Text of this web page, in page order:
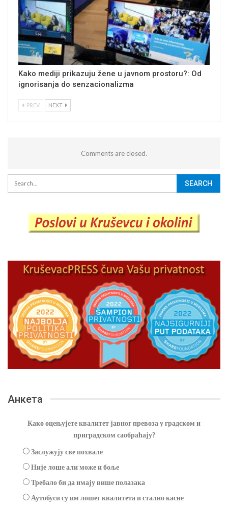
Kako mediji prikazuju žene u javnom prostoru?: Od
ignorisanja do senzacionalizma
PREV NEXT
Comments are closed.
Анкета
Како оцењујете квалитет јавног превоза у градском и
приградском саобраћају?
Заслужују све похвале
Није лоше али може и боље
Требало би да имају више полазака
Аутобуси су им лошег квалитета и стално касне